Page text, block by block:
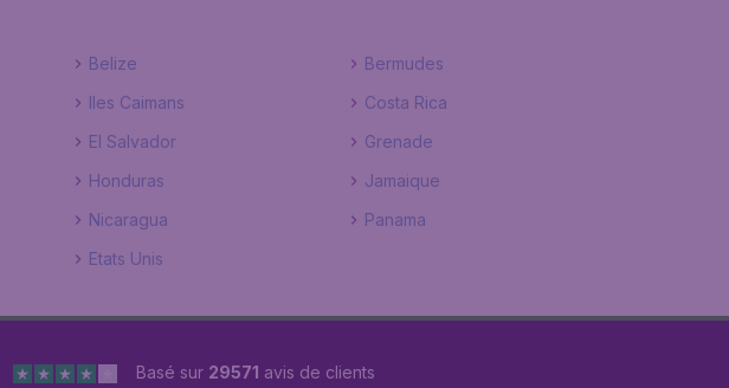
Belize
Bermudes
Iles Caimans
Costa Rica
El Salvador
Grenade
Honduras
Jamaique
Nicaragua
Panama
Etats Unis
Basé sur 29571 avis de clients